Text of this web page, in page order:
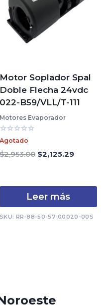
Motor Soplador Spal
Doble Flecha 24vdc
022-B59/VLL/T-111
Motores Evaporador
Valorado
con
0
de
Agotado
$2,953.00 El
era:
$2,953.00.
$2,125.29El
es:
Leer más
SKU: RR-88-50-57-00020-00S